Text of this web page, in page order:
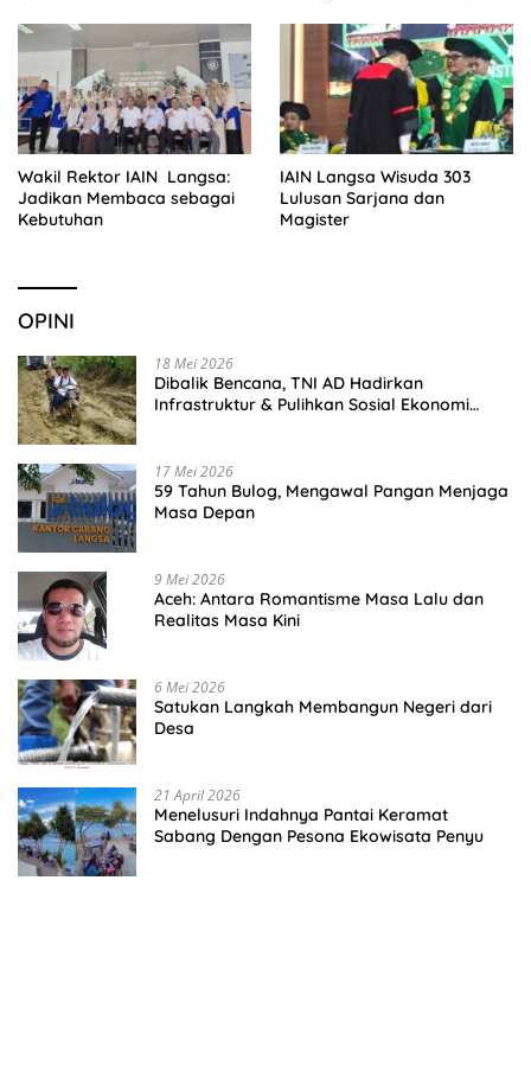
Wakil Rektor IAIN Langsa:
Jadikan Membaca sebagai
Kebutuhan
IAIN Langsa Wisuda 303
Lulusan Sarjana dan
Magister
OPINI
18 Mei 2026
Dibalik Bencana, TNI AD Hadirkan
Infrastruktur & Pulihkan Sosial Ekonomi
17 Mei 2026
59 Tahun Bulog, Mengawal Pangan Menjaga
Masa Depan
9 Mei 2026
Aceh: Antara Romantisme Masa Lalu dan
Realitas Masa Kini
6 Mei 2026
Satukan Langkah Membangun Negeri dari
Desa
21 April 2026
Menelusuri Indahnya Pantai Keramat
Sabang Dengan Pesona Ekowisata Penyu